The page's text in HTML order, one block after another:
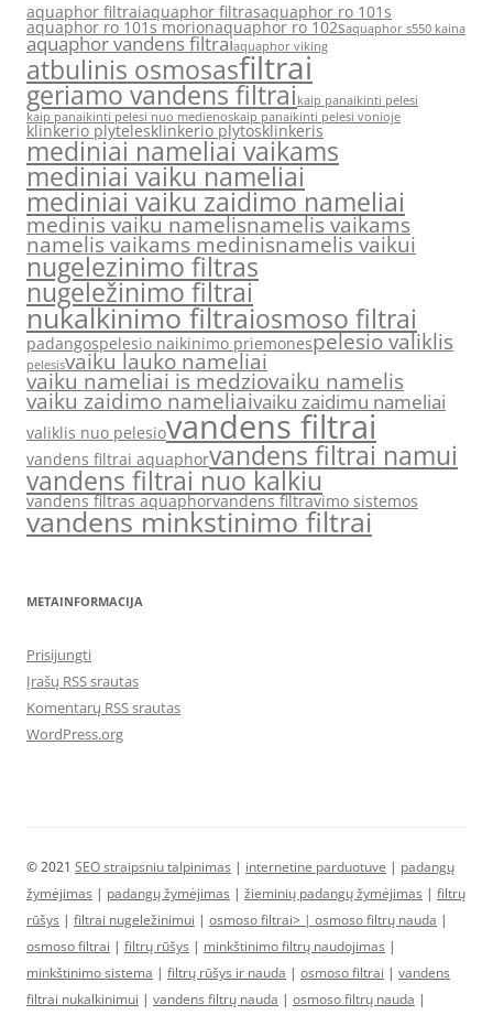
aquaphor filtraiaquaphor filtrasaquaphor ro 101s
aquaphor ro 101s morionaquaphor ro 102saquaphor s550 kaina
aquaphor vandens filtraiaquaphor viking
atbulinis osmosasfiltrai
geriamo vandens filtraikaip panaikinti pelesi
kaip panaikinti pelesi nuo medienoskaip panaikinti pelesi vonioje
klinkerio plytelesklinkerio plytosklinkeris
mediniai nameliai vaikams
mediniai vaiku nameliai
mediniai vaiku zaidimo nameliai
medinis vaiku namelisnamelis vaikams
namelis vaikams medinisnamelis vaikui
nugelezinimo filtras
nugeležinimo filtrai
nukalkinimo filtraiosmoso filtrai
padangospelesio naikinimo priemonespelesio valiklis
pelesisvaiku lauko nameliai
vaiku nameliai is medziovaiku namelis
vaiku zaidimo nameliaivaiku zaidimu nameliai
valiklis nuo pelesiovandens filtrai
vandens filtrai aquaphorvandens filtrai namui
vandens filtrai nuo kalkiu
vandens filtras aquaphorvandens filtravimo sistemos
vandens minkstinimo filtrai
METAINFORMACIJA
Prisijungti
Įrašų RSS srautas
Komentarų RSS srautas
WordPress.org
© 2021 SEO straipsniu talpinimas | internetine parduotuve | padangų
žymėjimas | padangų žymėjimas | žieminių padangų žymėjimas | filtrų
rūšys | filtrai nugeležinimui | osmoso filtrai> | osmoso filtrų nauda |
osmoso filtrai | filtrų rūšys | minkštinimo filtrų naudojimas |
minkštinimo sistema | filtrų rūšys ir nauda | osmoso filtrai | vandens
filtrai nukalkinimui | vandens filtrų nauda | osmoso filtrų nauda |